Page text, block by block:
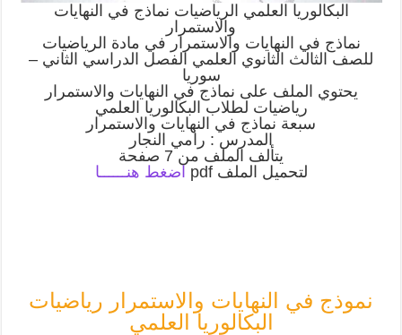
البكالوريا العلمي الرياضيات نماذج في النهايات
والاستمرار
نماذج في النهايات والاستمرار في مادة الرياضيات
للصف الثالث الثانوي العلمي الفصل الدراسي الثاني –
سوريا
يحتوي الملف على نماذج في النهايات والاستمرار
رياضيات لطلاب البكالوريا العلمي
سبعة نماذج في النهايات والاستمرار
المدرس : رامي النجار
يتألف الملف من 7 صفحة
لتحميل الملف pdf
اضغط هنــــــا
نموذج في النهايات والاستمرار رياضيات
البكالوريا العلمي